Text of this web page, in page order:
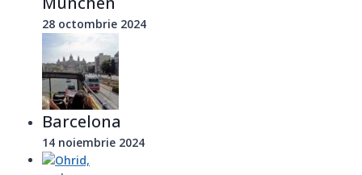
28 octombrie 2024
Barcelona
14 noiembrie 2024